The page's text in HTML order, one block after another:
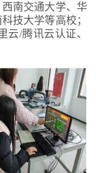
南交通大学、华
技大学等高校；
云/腾讯云认证、